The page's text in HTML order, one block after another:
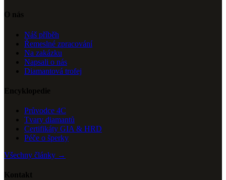
O nás
Náš příběh
Řemeslné zpracování
Na zakázku
Napsali o nás
Diamantová trofej
Encyklopedie
Průvodce 4C
Tvary diamantů
Certifikáty GIA & HRD
Péče o šperky
Všechny články →
Kontakt